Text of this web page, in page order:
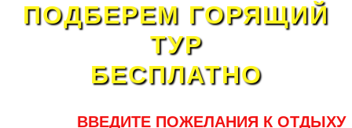
ПОДБЕРЕМ ГОРЯЩИЙ
ТУР
БЕСПЛАТНО
ВВЕДИТЕ ПОЖЕЛАНИЯ К ОТДЫХУ